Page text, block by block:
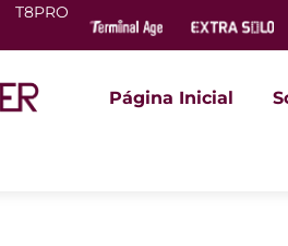
T8PRO
Página Inicial